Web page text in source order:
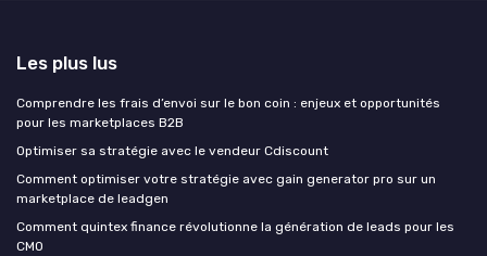
Les plus lus
Comprendre les frais d’envoi sur le bon coin : enjeux et opportunités
pour les marketplaces B2B
Optimiser sa stratégie avec le vendeur Cdiscount
Comment optimiser votre stratégie avec gain generator pro sur un
marketplace de leadgen
Comment quintex finance révolutionne la génération de leads pour les
CMO